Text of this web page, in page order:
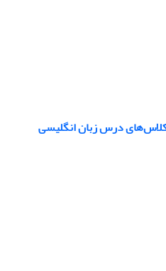
درس زبان انگلیسی